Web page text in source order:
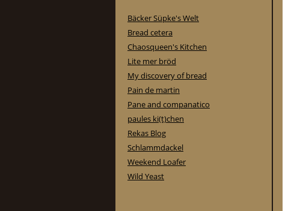
Bäcker Süpke's Welt
Bread cetera
Chaosqueen's Kitchen
Lite mer bröd
My discovery of bread
Pain de martin
Pane and companatico
paules ki(t)chen
Rekas Blog
Schlammdackel
Weekend Loafer
Wild Yeast